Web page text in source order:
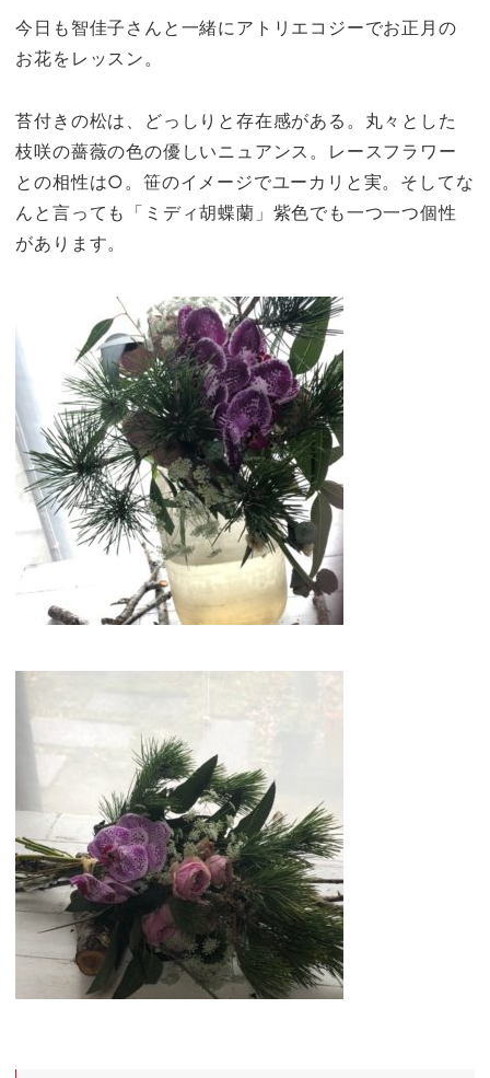
今日も智佳子さんと一緒にアトリエコジーでお正月の
お花をレッスン。
苔付きの松は、どっしりと存在感がある。丸々とした
枝咲の薔薇の色の優しいニュアンス。レースフラワー
との相性は○。笹のイメージでユーカリと実。そしてな
んと言っても「ミディ胡蝶蘭」紫色でも一つ一つ個性
があります。